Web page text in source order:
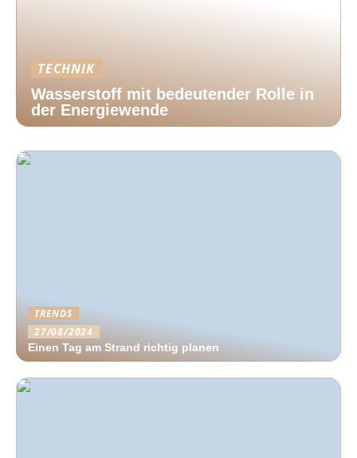
TECHNIK
Wasserstoff mit bedeutender Rolle in
der Energiewende
TRENDS
27/08/2024
Einen Tag am Strand richtig planen